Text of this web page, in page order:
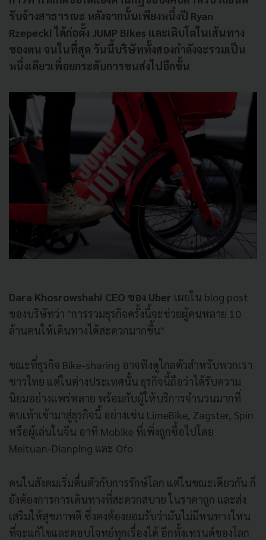
รับจ้างสาธารณะ หลังจากนั้นเพียงหนึ่งปี Ryan
Rzepecki ได้ก่อตั้ง JUMP Bikes และเติบโตในเส้นทาง
ของตน จนในที่สุด วันนี้บริษัททั้งสองกำลังจะรวมเป็น
หนึ่งเดียวเพื่อยกระดับการขนส่งไปอีกขั้น
Dara Khosrowshahi CEO ของ Uber เผยใน blog post
ของบริษัทว่า "การรวมธุรกิจครั้งนี้จะช่วยผู้คนหลาย 10
ล้านคนให้เดินทางได้สะดวกมากขึ้น"
ขณะที่ธุรกิจ Bike-sharing อาจฟังดูไกลตัวสำหรับพวกเรา
ชาวไทย แต่ในต่างประเทศนั้น ธุรกิจนี้ถือว่าได้รับความ
นิยมอย่างแพร่หลาย พร้อมกับผู้ให้บริการจำนวนมากที่
ตบเท้าเข้ามาสู่ธุรกิจนี้ อย่างเช่น LimeBike, Zagster, Spin
หรือผู้เล่นในจีน อาทิ Mobike ที่เพิ่งถูกซื้อไปโดย
Meituan-Dianping และ Ofo
คนในสังคมเริ่มตื่นตัวกับการรักษ์โลก แต่ในขณะเดียวกัน ก็
ยังต้องการการเดินทางที่สะดวกสบาย ในราคาถูก และส่ง
เสริมให้สุขภาพดี ซึ่งคงต้องยอมรับว่ามันไม่มีหนทางไหน
ที่จะแก้ไขและตอบโจทย์ทุกเรื่องได้ อีกทั้งเทรนด์ของโลก